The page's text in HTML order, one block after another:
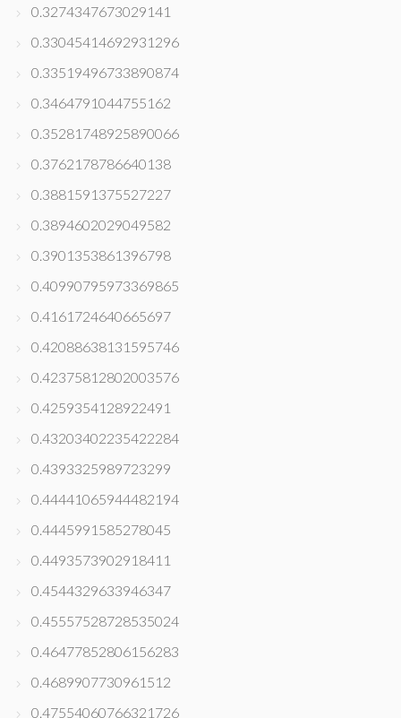
0.3274347673029141
0.33045414692931296
0.33519496733890874
0.3464791044755162
0.35281748925890066
0.3762178786640138
0.3881591375527227
0.3894602029049582
0.3901353861396798
0.40990795973369865
0.4161724640665697
0.42088638131595746
0.42375812802003576
0.4259354128922491
0.43203402235422284
0.4393325989723299
0.44441065944482194
0.4445991585278045
0.4493573902918411
0.4544329633946347
0.45557528728535024
0.46477852806156283
0.4689907730961512
0.47554060766321726